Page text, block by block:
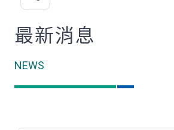
歡
最新消息
NEWS